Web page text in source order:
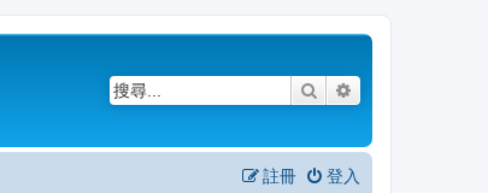
搜尋
登入
註冊